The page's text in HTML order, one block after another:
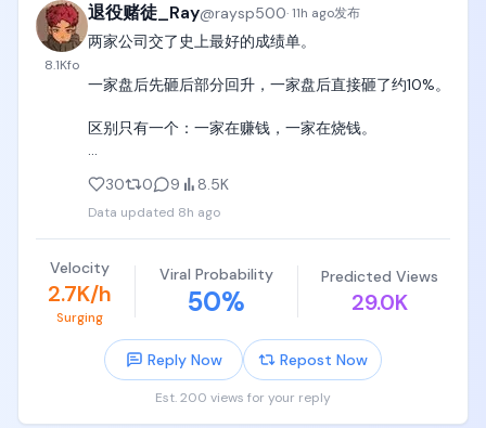
8.1Kfo
退役赌徒_Ray@raysp500·11h ago发布
两家公司交了史上最好的成绩单。
一家盘后先砸后部分回升，一家盘后直接砸了约10%。
区别只有一个：一家在赚钱，一家在烧钱。
的。
昨晚美股发生了什么？
SanDisk财报炸裂，存储周期被AI重新定价
Q4营收89.7亿美元，超预期约8%，同比增长372%；
调整后EPS 39.25美元，超预期约14%；Non-GAAP毛
利率84.6%。
数据中心业务收入环比增长约103%（Edge业务环比增
30 0 9 8.5K
Data updated 8h ago
Velocity
2.7K/h
Surging
Viral Probability
50%
Predicted Views
29.0K
Reply Now Repost Now
Est. 200 views for your reply